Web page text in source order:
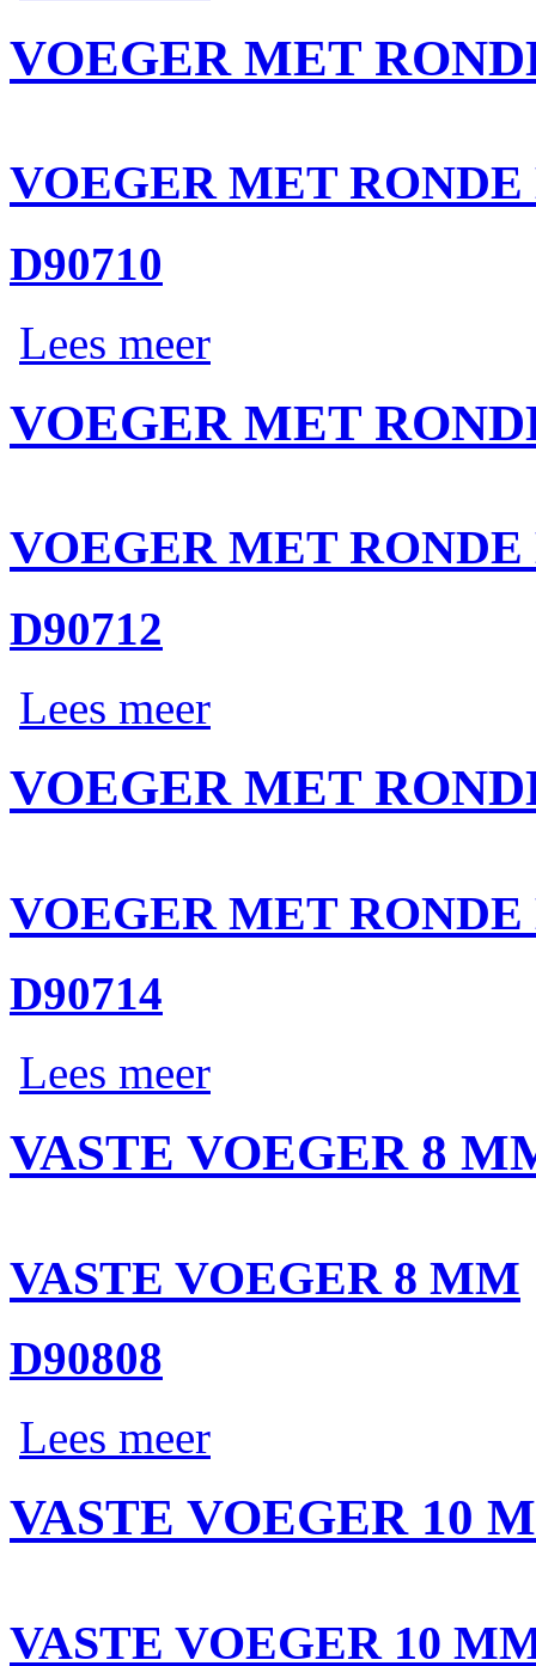
VOEGER MET
VOEGER MET
D90710
Lees meer
VOEGER MET
VOEGER MET
D90712
Lees meer
VOEGER MET
VOEGER MET
D90714
Lees meer
VASTE VOEGER 8
VASTE VOEGER 8 MM
D90808
Lees meer
VASTE VOEGER 10
VASTE VOEGER 10